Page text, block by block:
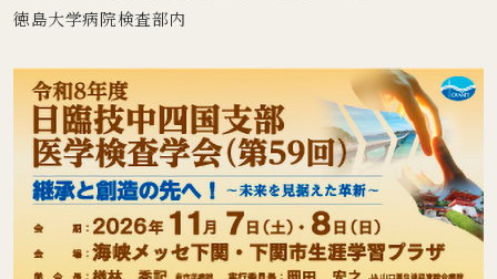
徳島大学病院検査部内